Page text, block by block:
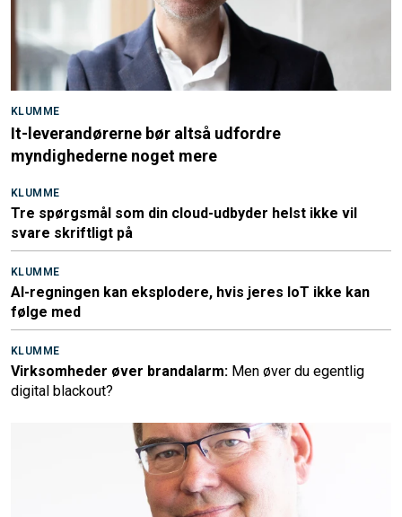
KLUMME
It-leverandørerne bør altså udfordre
myndighederne noget mere
KLUMME
Tre spørgsmål som din cloud-udbyder helst ikke vil
svare skriftligt på
KLUMME
AI-regningen kan eksplodere, hvis jeres IoT ikke kan
følge med
KLUMME
Virksomheder øver brandalarm: Men øver du egentlig
digital blackout?